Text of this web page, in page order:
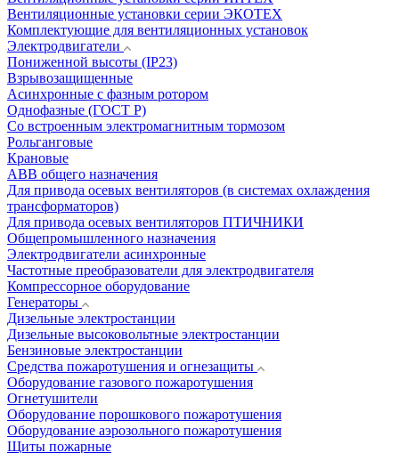
Вентиляционные установки серии ЭКОТЕХ
Комплектующие для вентиляционных установок
Электродвигатели
Пониженной высоты (IP23)
Взрывозащищенные
Асинхронные с фазным ротором
Однофазные (ГОСТ Р)
Со встроенным электромагнитным тормозом
Рольганговые
Крановые
АВВ общего назначения
Для привода осевых вентиляторов (в системах охлаждения
трансформаторов)
Для привода осевых вентиляторов ПТИЧНИКИ
Общепромышленного назначения
Электродвигатели асинхронные
Частотные преобразователи для электродвигателя
Компрессорное оборудование
Генераторы
Дизельные электростанции
Дизельные высоковольтные электростанции
Бензиновые электростанции
Средства пожаротушения и огнезащиты
Оборудование газового пожаротушения
Огнетушители
Оборудование порошкового пожаротушения
Оборудование аэрозольного пожаротушения
Щиты пожарные